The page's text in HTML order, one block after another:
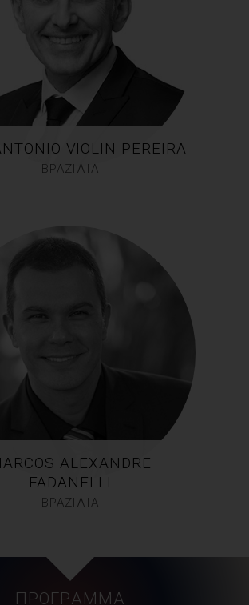
VIOLIN PEREIRA
ΒΡΑΖΙΛΙΑ
ALEXANDRE
FADANELLI
ΒΡΑΖΙΛΙΑ
ΠΡΌΓΡΑΜΜΑ